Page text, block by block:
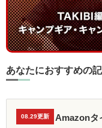
あなたにおすすめの
08.29更新 Amazonタ